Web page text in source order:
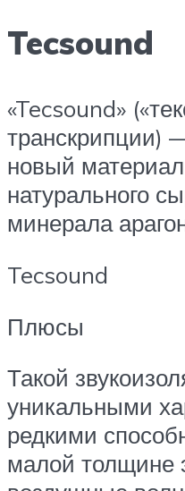
Tecsound
«Tecsound»
транскрипции)
новый
натурального
минерала
Tecsound
Плюсы
Такой
уникальными
редкими
малой толщине